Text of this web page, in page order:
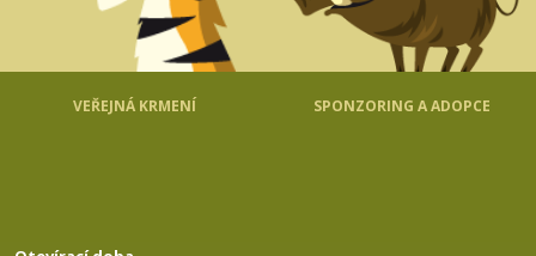
VEŘEJNÁ KRMENÍ SPONZORING A ADOPCE